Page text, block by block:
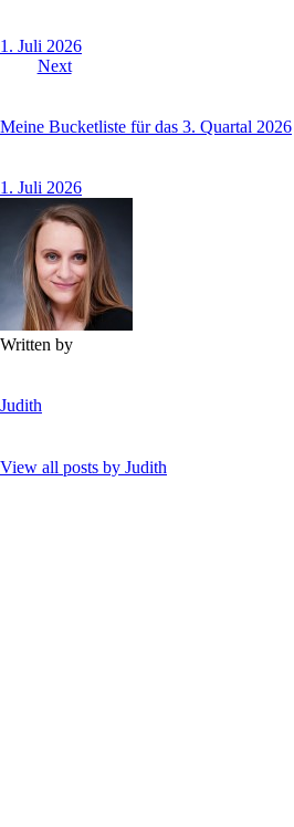
1. Juli 2026
Next
Meine Bucketliste für das 3. Quartal 2026
1. Juli 2026
Written by
Judith
View all posts by Judith